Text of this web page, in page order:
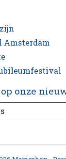
Amsterdam
onze